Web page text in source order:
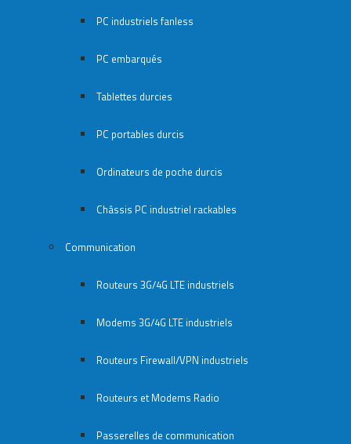
PC industriels fanless
PC embarqués
Tablettes durcies
PC portables durcis
Ordinateurs de poche durcis
Châssis PC industriel rackables​
Communication
Routeurs 3G/4G LTE industriels
Modems 3G/4G LTE industriels
Routeurs Firewall/VPN industriels
Routeurs et Modems Radio
Passerelles de communication